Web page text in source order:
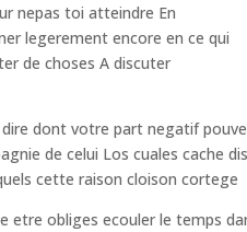
nepas toi atteindre En
legerement encore en ce qui
de choses A discuter
dont votre part negatif
de celui Los cuales cache
cette raison cloison cortege
etre obliges ecouler le temps